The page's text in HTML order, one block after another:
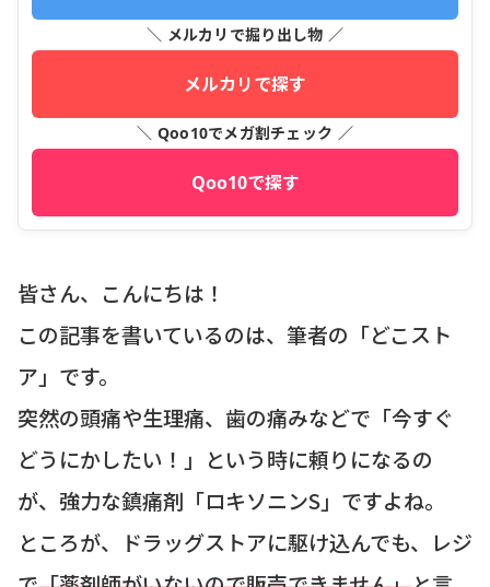
＼ メルカリで掘り出し物 ／
メルカリで探す
＼ Qoo10でメガ割チェック ／
Qoo10で探す
皆さん、こんにちは！
この記事を書いているのは、筆者の「どこスト
ア」です。
突然の頭痛や生理痛、歯の痛みなどで「今すぐ
どうにかしたい！」という時に頼りになるの
が、強力な鎮痛剤「ロキソニンS」ですよね。
ところが、ドラッグストアに駆け込んでも、レジ